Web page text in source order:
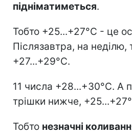
підніматиметься.
Тобто +25...+27°C - це
Післязавтра, на
+27...+29°C.
11 числа +28...+30°C. А
трішки нижче,
Тобто незначні